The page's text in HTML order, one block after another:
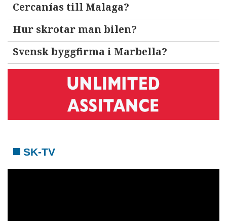
Cercanías till Malaga?
Hur skrotar man bilen?
Svensk byggfirma i Marbella?
SK-TV